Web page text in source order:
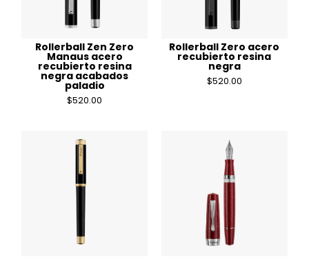
Rollerball Zen Zero
Manaus acero
recubierto resina
negra acabados
paladio
$520.00
Rollerball Zero acero
recubierto resina
negra
$520.00